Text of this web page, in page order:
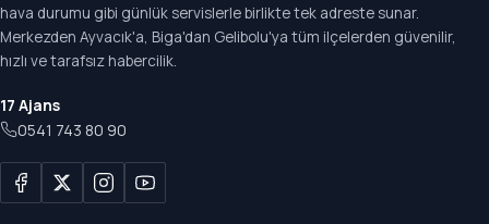
hava durumu gibi günlük servislerle birlikte tek adreste sunar.
Merkezden Ayvacık'a, Biga'dan Gelibolu'ya tüm ilçelerden güvenilir,
hızlı ve tarafsız habercilik.
17 Ajans
0541 743 80 90